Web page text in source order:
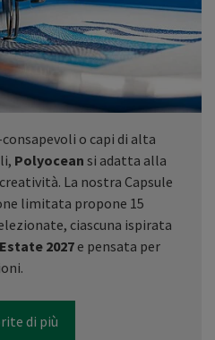
o capi di alta
Polyocean si adatta alla
La nostra Capsule
limitata propone 15
ciascuna ispirata
2027 e pensata per
di più